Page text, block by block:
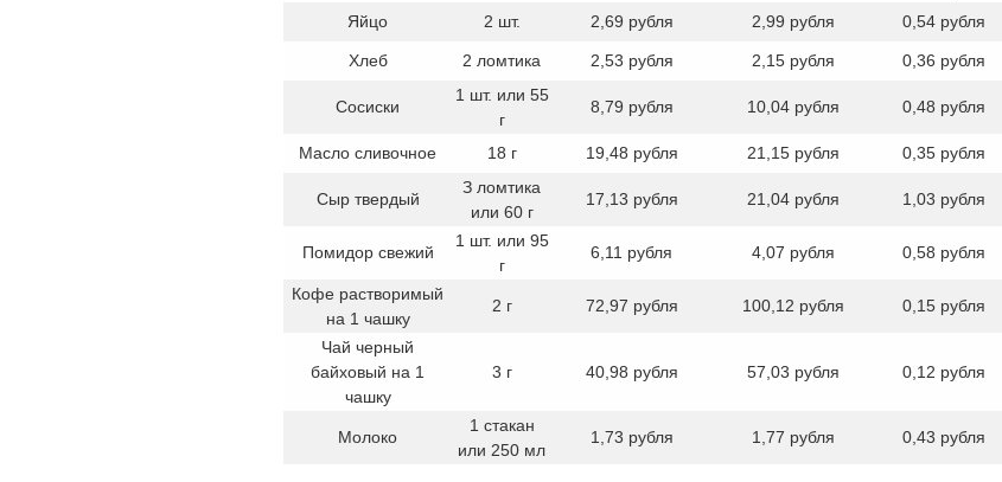
Яйцо 2 шт. 2,69 рубля 2,99 рубля 0,54 рубля
Хлеб 2 ломтика 2,53 рубля 2,15 рубля 0,36 рубля
Сосиски
1 шт. или 55
г
8,79 рубля 10,04 рубля 0,48 рубля
Масло сливочное 18 г 19,48 рубля 21,15 рубля 0,35 рубля
Сыр твердый
З ломтика
или 60 г
17,13 рубля 21,04 рубля 1,03 рубля
Помидор свежий
1 шт. или 95
г
6,11 рубля 4,07 рубля 0,58 рубля
Кофе растворимый
на 1 чашку
2 г 72,97 рубля 100,12 рубля 0,15 рубля
Чай черный
байховый на 1
чашку
3 г 40,98 рубля 57,03 рубля 0,12 рубля
Молоко
1 стакан
или 250 мл
1,73 рубля 1,77 рубля 0,43 рубля